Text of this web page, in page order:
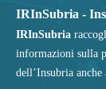
IRInSubria -
IRInSubria
informazioni sulla
dell’Insubria